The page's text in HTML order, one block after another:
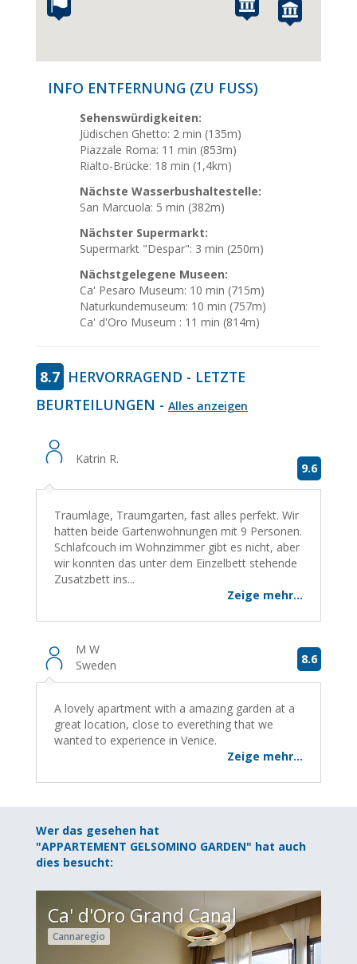
INFO ENTFERNUNG (ZU FUSS)
Sehenswürdigkeiten:
Jüdischen Ghetto: 2 min (135m)
Piazzale Roma: 11 min (853m)
Rialto-Brücke: 18 min (1,4km)
Nächste Wasserbushaltestelle:
San Marcuola: 5 min (382m)
Nächster Supermarkt:
Supermarkt "Despar": 3 min (250m)
Nächstgelegene Museen:
Ca' Pesaro Museum: 10 min (715m)
Naturkundemuseum: 10 min (757m)
Ca' d'Oro Museum : 11 min (814m)
8.7 HERVORRAGEND - LETZTE
BEURTEILUNGEN - Alles anzeigen
Katrin R.
9.6
Traumlage, Traumgarten, fast alles perfekt. Wir
hatten beide Gartenwohnungen mit 9 Personen.
Schlafcouch im Wohnzimmer gibt es nicht, aber
wir konnten das unter dem Einzelbett stehende
Zusatzbett ins...
Zeige mehr...
M W
Sweden
8.6
A lovely apartment with a amazing garden at a
great location, close to everething that we
wanted to experience in Venice.
Zeige mehr...
Wer das gesehen hat
"APPARTEMENT GELSOMINO GARDEN" hat auch
dies besucht:
Ca' d'Oro Grand Canal
Cannaregio